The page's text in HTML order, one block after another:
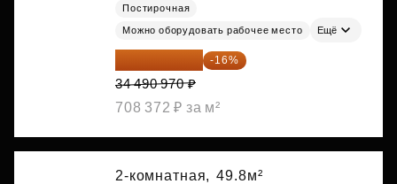
Постирочная
Можно оборудовать рабочее место Ещё
28 972 415 ₽ -16%
34 490 970 ₽
708 372 ₽ за м²
2-комнатная, 49.8м²